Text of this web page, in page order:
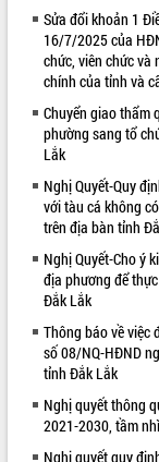
Trailer Lễ hội Sầu riêng
Khám bệnh, cấp phát
và tặng quà người dân
tháng 7/2026
Lễ truy tặng danh hiệu
Lao động
UBND tỉnh Đắk Lắk
ALBUM ẢNH
Sửa đổi khoản 1
16/7/2025 của
chức, viên chức và
chính của tỉnh và
Chuyển giao thẩm
phường sang tổ
Lắk
Nghị Quyết-Quy
với tàu cá không
trên địa bàn tỉnh
Nghị Quyết-Cho ý
địa phương để
Đắk Lắk
Thông báo về việc
số 08/NQ-HĐND
tỉnh Đắk Lắk
Nghị quyết thông
2021-2030, tầm
Nghị quyết quy